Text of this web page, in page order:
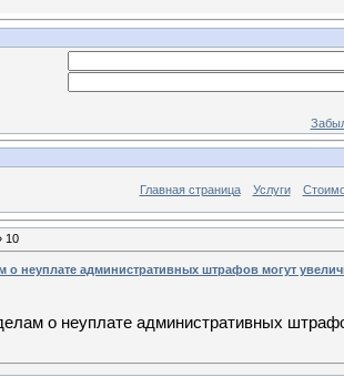
Главная страница Услуги
10
о неуплате административных штрафов могут
о неуплате административных